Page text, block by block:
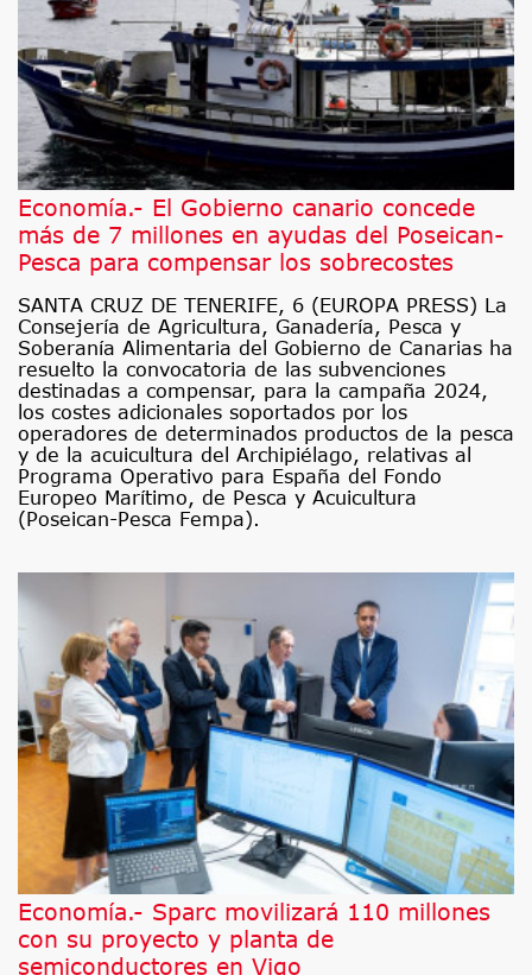
Economía.- El Gobierno canario concede
más de 7 millones en ayudas del Poseican-
Pesca para compensar los sobrecostes
SANTA CRUZ DE TENERIFE, 6 (EUROPA PRESS) La
Consejería de Agricultura, Ganadería, Pesca y
Soberanía Alimentaria del Gobierno de Canarias ha
resuelto la convocatoria de las subvenciones
destinadas a compensar, para la campaña 2024,
los costes adicionales soportados por los
operadores de determinados productos de la pesca
y de la acuicultura del Archipiélago, relativas al
Programa Operativo para España del Fondo
Europeo Marítimo, de Pesca y Acuicultura
(Poseican-Pesca Fempa).
Economía.- Sparc movilizará 110 millones
con su proyecto y planta de
semiconductores en Vigo